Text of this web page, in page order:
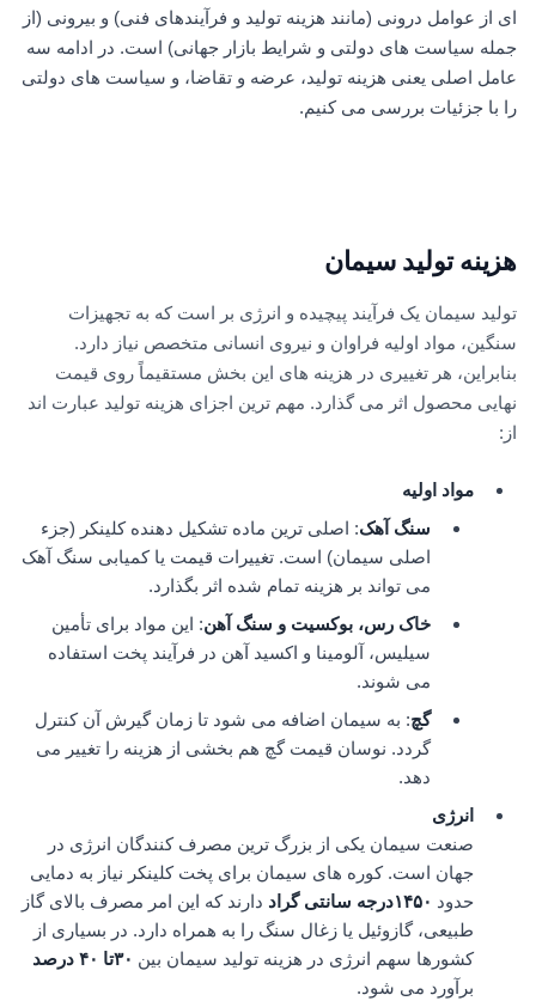
ای از عوامل درونی (مانند هزینه تولید و فرآیندهای فنی) و بیرونی (از
جمله سیاست های دولتی و شرایط بازار جهانی) است. در ادامه سه
عامل اصلی یعنی هزینه تولید، عرضه و تقاضا، و سیاست های دولتی
را با جزئیات بررسی می کنیم.
هزینه تولید سیمان
تولید سیمان یک فرآیند پیچیده و انرژی بر است که به تجهیزات
سنگین، مواد اولیه فراوان و نیروی انسانی متخصص نیاز دارد.
بنابراین، هر تغییری در هزینه های این بخش مستقیماً روی قیمت
نهایی محصول اثر می گذارد. مهم ترین اجزای هزینه تولید عبارت اند
از:
مواد اولیه
سنگ آهک: اصلی ترین ماده تشکیل دهنده کلینکر (جزء
اصلی سیمان) است. تغییرات قیمت یا کمیابی سنگ آهک
می تواند بر هزینه تمام شده اثر بگذارد.
خاک رس، بوکسیت و سنگ آهن: این مواد برای تأمین
سیلیس، آلومینا و اکسید آهن در فرآیند پخت استفاده
می شوند.
گچ: به سیمان اضافه می شود تا زمان گیرش آن کنترل
گردد. نوسان قیمت گچ هم بخشی از هزینه را تغییر می
دهد.
انرژی
صنعت سیمان یکی از بزرگ ترین مصرف کنندگان انرژی در
جهان است. کوره های سیمان برای پخت کلینکر نیاز به دمایی
حدود ۱۴۵۰درجه سانتی گراد دارند که این امر مصرف بالای گاز
طبیعی، گازوئیل یا زغال سنگ را به همراه دارد. در بسیاری از
کشورها سهم انرژی در هزینه تولید سیمان بین ۳۰تا ۴۰ درصد
برآورد می شود.